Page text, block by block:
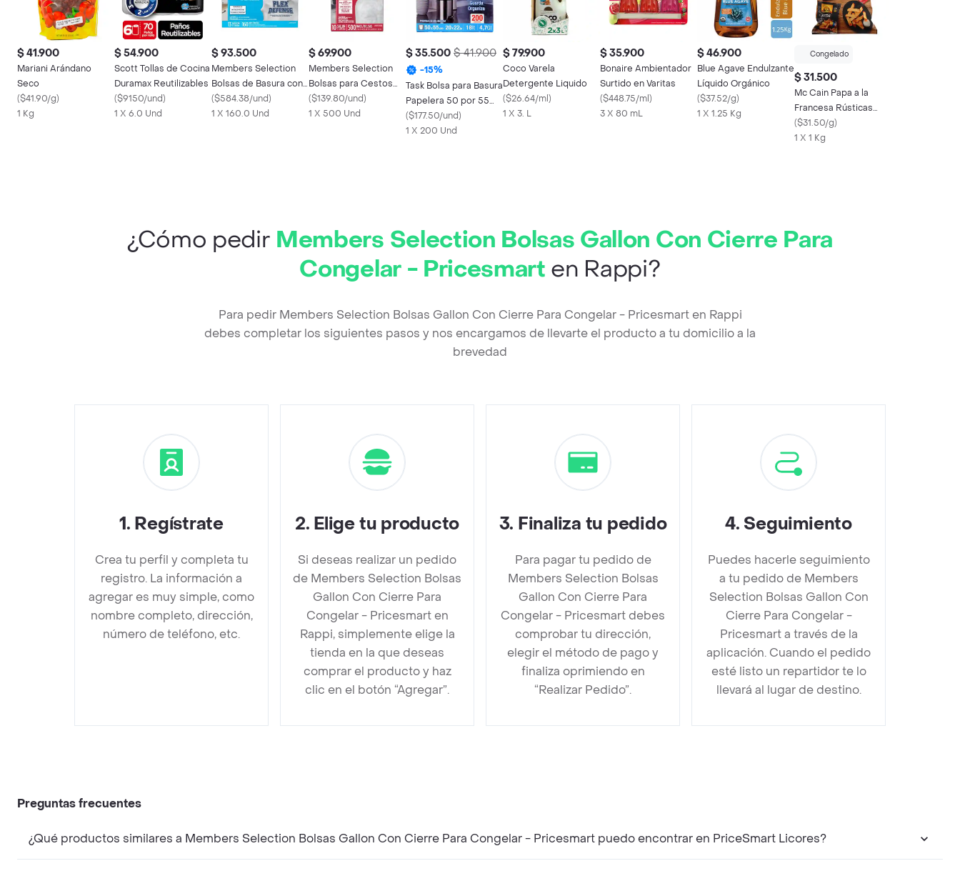
$ 41.900
Mariani Arándano
Seco
($41.90/g)
1 Kg
$ 54.900
Scott Tollas de Cocina
Duramax Reutilizables
($9150/und)
1 X 6.0 Und
$ 93.500
Members Selection
Bolsas de Basura con
Cierre de Cordón
Ajustable
($584.38/und)
1 X 160.0 Und
$ 69.900
Members Selection
Bolsas para Cestos
de Basura
($139.80/und)
1 X 500 Und
$ 35.500 $ 41.900
-15%
Task Bolsa para Basura
Papelera 50 por 55
Cm
($177.50/und)
1 X 200 Und
$ 79.900
Coco Varela
Detergente Liquido
($26.64/ml)
1 X 3. L
$ 35.900
Bonaire Ambientador
Surtido en Varitas
($448.75/ml)
3 X 80 mL
$ 46.900
Blue Agave Endulzante
Líquido Orgánico
($37.52/g)
1 X 1.25 Kg
Congelado
$ 31.500
Mc Cain Papa a la
Francesa Rústicas
Precocidas y
Congeladas
($31.50/g)
1 X 1 Kg
¿Cómo pedir Members Selection Bolsas Gallon Con Cierre Para
Congelar - Pricesmart en Rappi?
Para pedir Members Selection Bolsas Gallon Con Cierre Para Congelar - Pricesmart en Rappi
debes completar los siguientes pasos y nos encargamos de llevarte el producto a tu domicilio a la
brevedad
1. Regístrate
Crea tu perfil y completa tu
registro. La información a
agregar es muy simple, como
nombre completo, dirección,
número de teléfono, etc.
2. Elige tu producto
Si deseas realizar un pedido
de Members Selection Bolsas
Gallon Con Cierre Para
Congelar - Pricesmart en
Rappi, simplemente elige la
tienda en la que deseas
comprar el producto y haz
clic en el botón “Agregar”.
3. Finaliza tu pedido
Para pagar tu pedido de
Members Selection Bolsas
Gallon Con Cierre Para
Congelar - Pricesmart debes
comprobar tu dirección,
elegir el método de pago y
finaliza oprimiendo en
“Realizar Pedido”.
4. Seguimiento
Puedes hacerle seguimiento
a tu pedido de Members
Selection Bolsas Gallon Con
Cierre Para Congelar -
Pricesmart a través de la
aplicación. Cuando el pedido
esté listo un repartidor te lo
llevará al lugar de destino.
Preguntas frecuentes
¿Qué productos similares a Members Selection Bolsas Gallon Con Cierre Para Congelar - Pricesmart puedo encontrar en PriceSmart Licores?